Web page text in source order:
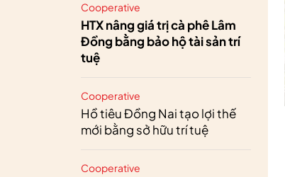
Cooperative
HTX nâng giá trị cà phê Lâm
Đồng bằng bảo hộ tài sản trí
tuệ
Cooperative
Hồ tiêu Đồng Nai tạo lợi thế
mới bằng sở hữu trí tuệ
Cooperative